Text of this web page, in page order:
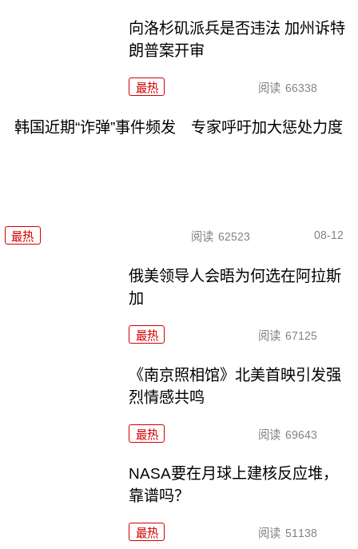
向洛杉矶派兵是否违法 加州诉特
朗普案开审
最热 阅读 66338
韩国近期“诈弹”事件频发 专家呼吁加大惩处力度
最热 阅读 62523 08-12
俄美领导人会晤为何选在阿拉斯
加
最热 阅读 67125
《南京照相馆》北美首映引发强
烈情感共鸣
最热 阅读 69643
NASA要在月球上建核反应堆，
靠谱吗？
最热 阅读 51138